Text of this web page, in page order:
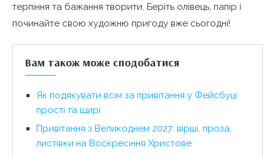
терпіння та бажання творити. Беріть олівець, папір і
починайте свою художню пригоду вже сьогодні!
Вам також може сподобатися
Як подякувати всім за привітання у Фейсбуці:
прості та щирі
Привітання з Великоднем 2027: вірші, проза,
листівки на Воскресіння Христове